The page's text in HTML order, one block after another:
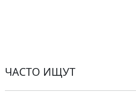
ЧАСТО ИЩУТ